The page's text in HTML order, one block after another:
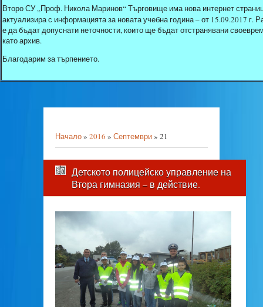
Второ СУ „Проф. Никола Маринов“ Търговище има нова интернет
актуализира с информацията за новата учебна година – от 15.09.2017
е да бъдат допуснати неточности, които ще бъдат отстранявани
като архив.
Благодарим за търпението.
Начало» 2016 » Септември» 21
Детското полицейско управление на
Втора гимназия – в действие.